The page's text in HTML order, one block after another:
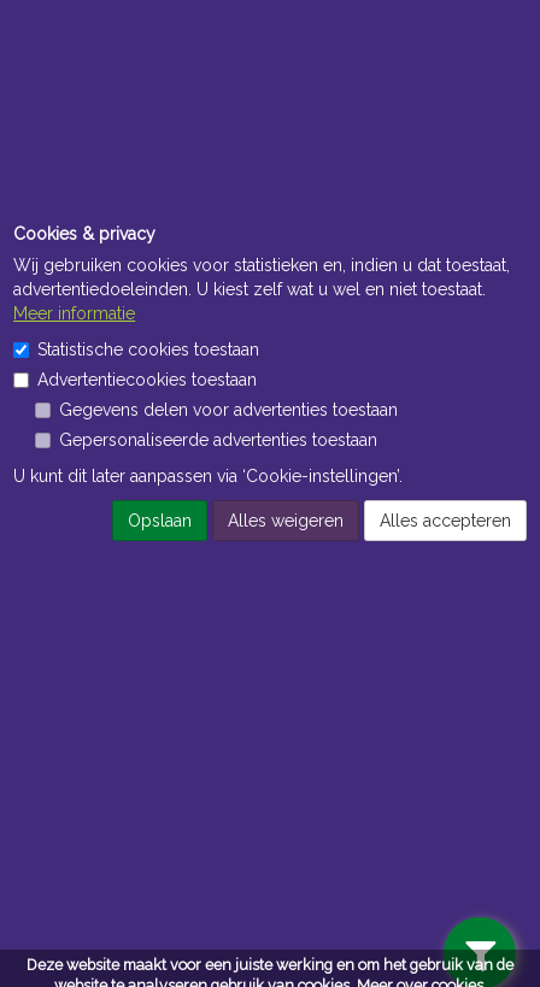
Deze website maakt voor een juiste werking en om het gebruik van de
Privacy
Cookies & privacy
Wij gebruiken cookies voor statistieken en, indien u dat toestaat,
advertentiedoeleinden. U kiest zelf wat u wel en niet toestaat.
Meer informatie
Statistische cookies toestaan
Advertentiecookies toestaan
Gegevens delen voor advertenties toestaan
Gepersonaliseerde advertenties toestaan
U kunt dit later aanpassen via ‘Cookie-instellingen’.
Opslaan Alles weigeren Alles accepteren